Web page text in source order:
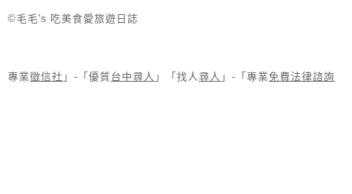
©毛毛's 吃美食愛旅遊日誌
專業徵信社 」-「優質台中尋人 」「找人 尋人 」-「專業免費法律諮詢